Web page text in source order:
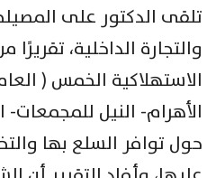
تلقى الدكتور على
والتجارة ‏الداخلية،
الاستهلاكية الخمس (
الأهرام- النيل
حول توافر ‏السلع بها